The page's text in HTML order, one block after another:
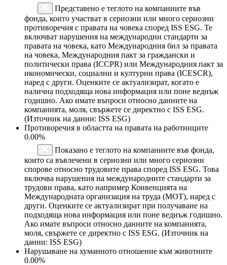
Представено е теглото на компаниите във
фонда, които участват в сериозни или много сериозни
противоречия с правата на човека според ISS ESG. Те
включват нарушения на международни стандарти за
правата на човека, като Международния бил за правата
на човека, Международния пакт за граждански и
политически права (ICCPR) или Международния пакт за
икономически, социални и културни права (ICESCR),
наред с други. Оценките се актуализират, когато е
налична подходяща нова информация или поне веднъж
годишно. Ако имате въпроси относно данните на
компанията, моля, свържете се директно с ISS ESG.
(Източник на данни: ISS ESG)
Противоречия в областта на правата на работниците
0.00%
Показано е теглото на компаниите във фонда,
които са въвлечени в сериозни или много сериозни
спорове относно трудовите права според ISS ESG. Това
включва нарушения на международните стандарти за
трудови права, като например Конвенцията на
Международната организация на труда (МОТ), наред с
други. Оценките се актуализират при получаване на
подходяща нова информация или поне веднъж годишно.
Ако имате въпроси относно данните на компанията,
моля, свържете се директно с ISS ESG. (Източник на
данни: ISS ESG)
Нарушаване на хуманното отношение към животните
0.00%